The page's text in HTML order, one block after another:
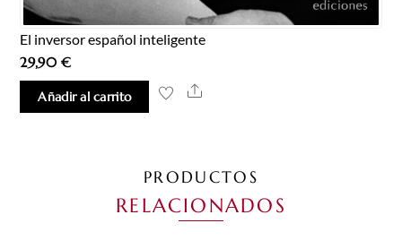
El inversor español inteligente
29,90€
Añadir al carrito Share
PRODUCTOS
RELACIONADOS